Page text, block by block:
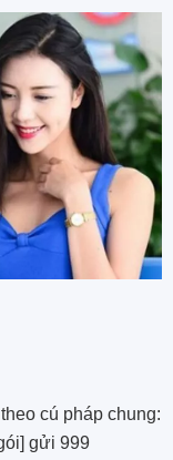
cú pháp chung:
gửi 999